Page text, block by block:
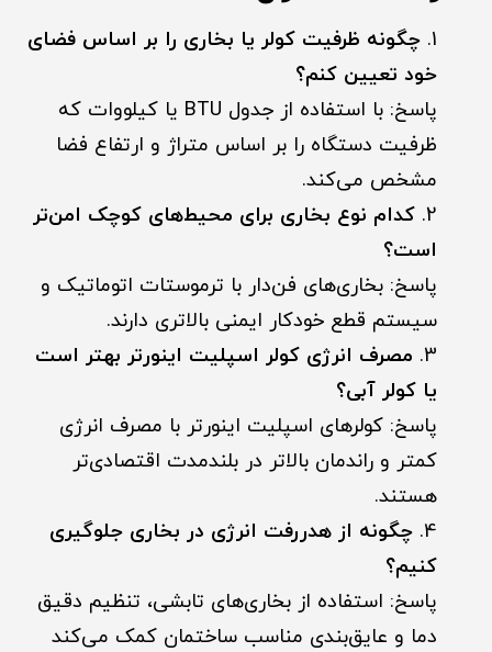
چگونه ظرفیت کولر یا بخاری را بر اساس فضای
خود تعیین کنم؟
پاسخ: با استفاده از جدول BTU یا کیلووات که
ظرفیت دستگاه را بر اساس متراژ و ارتفاع فضا
مشخص می‌کند.
کدام نوع بخاری برای محیط‌های کوچک امن‌تر
است؟
پاسخ: بخاری‌های فن‌دار با ترموستات اتوماتیک و
سیستم قطع خودکار ایمنی بالاتری دارند.
مصرف انرژی کولر اسپلیت اینورتر بهتر است
یا کولر آبی؟
پاسخ: کولرهای اسپلیت اینورتر با مصرف انرژی
کمتر و راندمان بالاتر در بلندمدت اقتصادی‌تر
هستند.
چگونه از هدررفت انرژی در بخاری جلوگیری
کنیم؟
پاسخ: استفاده از بخاری‌های تابشی، تنظیم دقیق
دما و عایق‌بندی مناسب ساختمان کمک می‌کند